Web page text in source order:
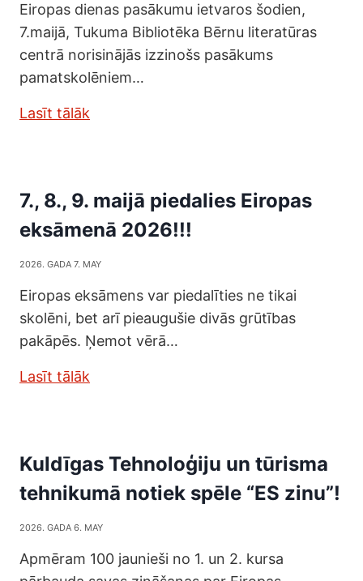
Eiropas dienas pasākumu ietvaros šodien,
7.maijā, Tukuma Bibliotēka Bērnu literatūras
centrā norisinājās izzinošs pasākums
pamatskolēniem…
Lasīt tālāk
7., 8., 9. maijā piedalies Eiropas
eksāmenā 2026!!!
2026. GADA 7. MAY
Eiropas eksāmens var piedalīties ne tikai
skolēni, bet arī pieaugušie divās grūtības
pakāpēs. Ņemot vērā…
Lasīt tālāk
Kuldīgas Tehnoloģiju un tūrisma
tehnikumā notiek spēle “ES zinu”!
2026. GADA 6. MAY
Apmēram 100 jaunieši no 1. un 2. kursa